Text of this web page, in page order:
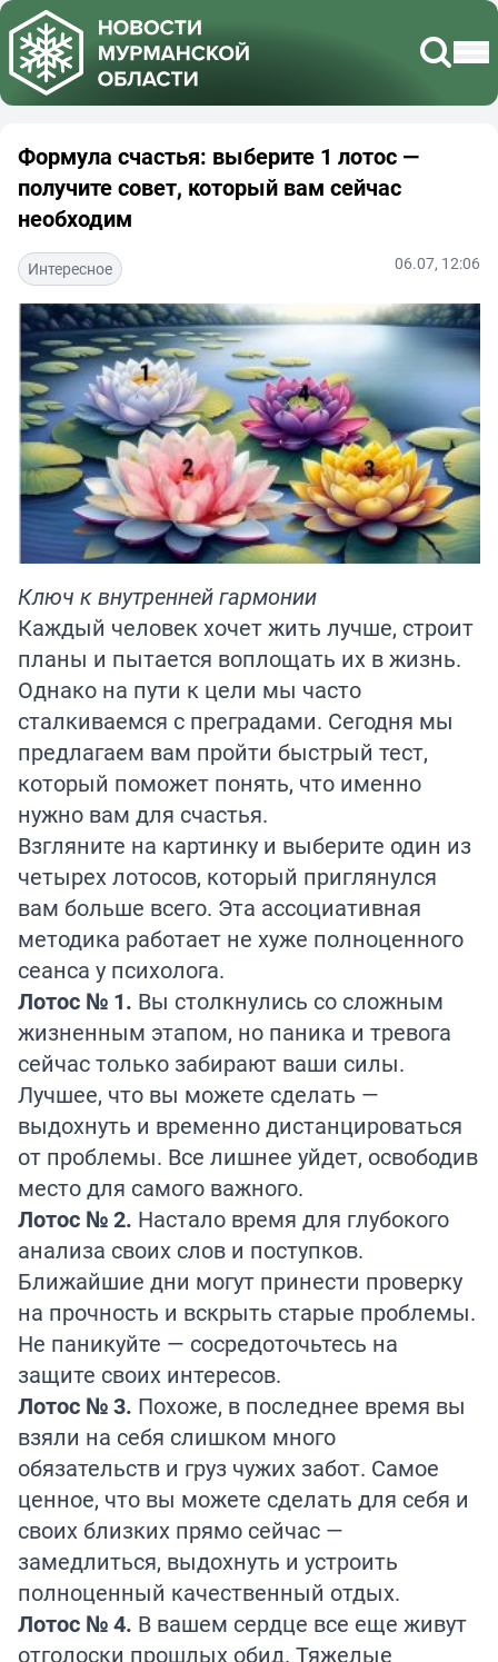
Формула счастья: выберите 1 лотос —
получите совет, который вам сейчас
необходим
Интересное 06.07, 12:06
Ключ к внутренней гармонии
Каждый человек хочет жить лучше, строит
планы и пытается воплощать их в жизнь.
Однако на пути к цели мы часто
сталкиваемся с преградами. Сегодня мы
предлагаем вам пройти быстрый тест,
который поможет понять, что именно
нужно вам для счастья.
Взгляните на картинку и выберите один из
четырех лотосов, который приглянулся
вам больше всего. Эта ассоциативная
методика работает не хуже полноценного
сеанса у психолога.
Лотос № 1. Вы столкнулись со сложным
жизненным этапом, но паника и тревога
сейчас только забирают ваши силы.
Лучшее, что вы можете сделать —
выдохнуть и временно дистанцироваться
от проблемы. Все лишнее уйдет, освободив
место для самого важного.
Лотос № 2. Настало время для глубокого
анализа своих слов и поступков.
Ближайшие дни могут принести проверку
на прочность и вскрыть старые проблемы.
Не паникуйте — сосредоточьтесь на
защите своих интересов.
Лотос № 3. Похоже, в последнее время вы
взяли на себя слишком много
обязательств и груз чужих забот. Самое
ценное, что вы можете сделать для себя и
своих близких прямо сейчас —
замедлиться, выдохнуть и устроить
полноценный качественный отдых.
Лотос № 4. В вашем сердце все еще живут
отголоски прошлых обид. Тяжелые